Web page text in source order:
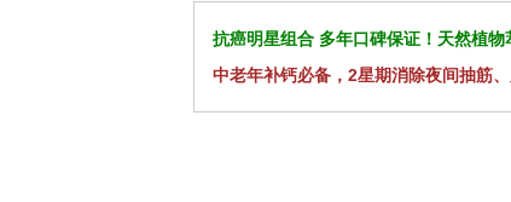
抗癌明星组合 多年口碑保证！天然植
中老年补钙必备，2星期消除夜间抽筋